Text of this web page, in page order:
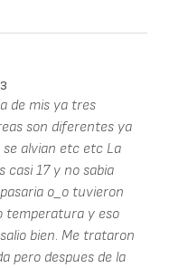
de mis ya tres
son diferentes ya
se alvian etc etc La
casi 17 y no sabia
o_o tuvieron
temperatura y eso
bien. Me trataron
pero despues de la